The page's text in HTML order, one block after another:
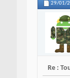
29/01/
Re :